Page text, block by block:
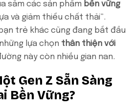
sắm các sản phẩm bền vững
và giảm thiểu chất thải”.
trẻ khác cũng đang bắt đầu
lựa chọn thân thiện với
này còn nhiều gian nan.
Gen Z Sẵn Sàng
Bền Vững?